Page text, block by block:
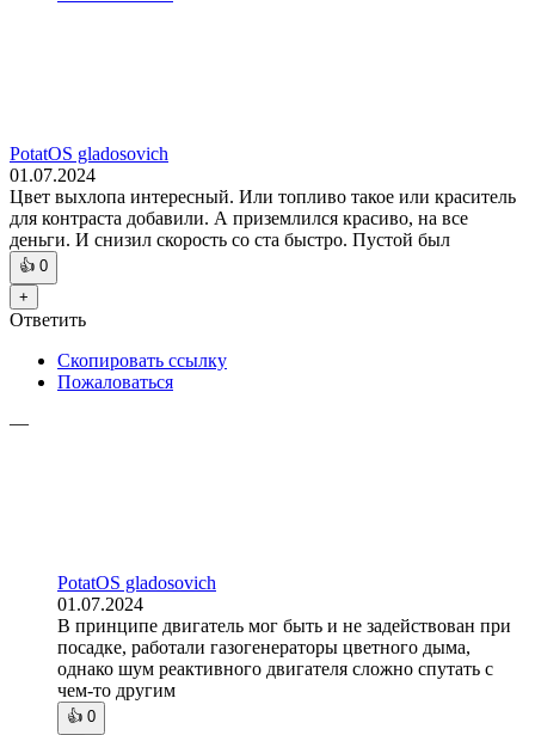
PotatOS gladosovich
01.07.2024
Цвет выхлопа интересный. Или топливо такое или краситель
для контраста добавили. А приземлился красиво, на все
деньги. И снизил скорость со ста быстро. Пустой был
👍 0
+
Ответить
Скопировать ссылку
Пожаловаться
—
PotatOS gladosovich
01.07.2024
В принципе двигатель мог быть и не задействован при
посадке, работали газогенераторы цветного дыма,
однако шум реактивного двигателя сложно спутать с
чем-то другим
👍 0